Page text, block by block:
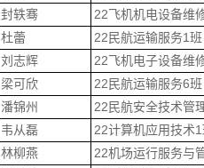
封轶骞 22飞机机电设备维
杜蕾 22民航运输服务1班
刘志辉 22飞机电子设备维
梁可欣 22民航运输服务6班
潘锦州 22民航安全技术管
韦从磊 22计算机应用技术
林柳燕 22机场运行服务与